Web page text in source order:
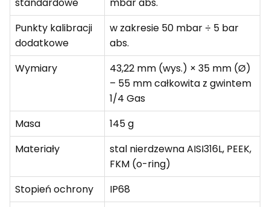
standardowe
mbar abs.
Punkty kalibracji
dodatkowe
w zakresie 50 mbar ÷ 5 bar
abs.
Wymiary
43,22 mm (wys.) × 35 mm (Ø)
– 55 mm całkowita z gwintem
1/4 Gas
Masa
145 g
Materiały
stal nierdzewna AISI316L, PEEK,
FKM (o-ring)
Stopień ochrony
IP68